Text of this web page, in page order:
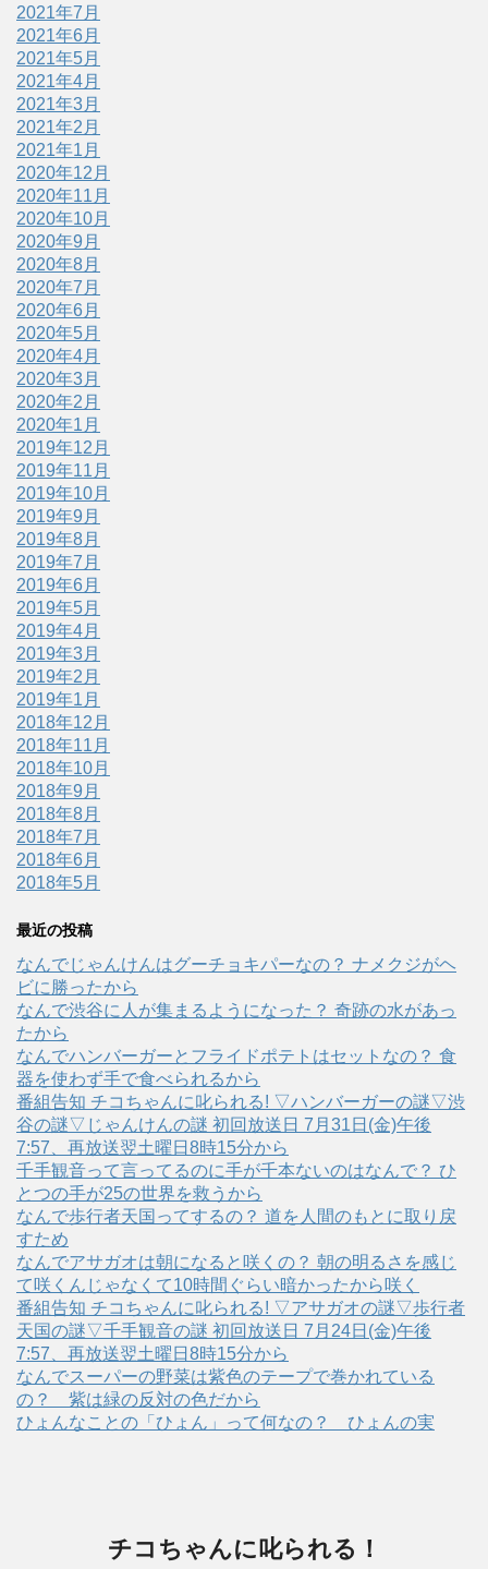
2021年7月
2021年6月
2021年5月
2021年4月
2021年3月
2021年2月
2021年1月
2020年12月
2020年11月
2020年10月
2020年9月
2020年8月
2020年7月
2020年6月
2020年5月
2020年4月
2020年3月
2020年2月
2020年1月
2019年12月
2019年11月
2019年10月
2019年9月
2019年8月
2019年7月
2019年6月
2019年5月
2019年4月
2019年3月
2019年2月
2019年1月
2018年12月
2018年11月
2018年10月
2018年9月
2018年8月
2018年7月
2018年6月
2018年5月
最近の投稿
なんでじゃんけんはグーチョキパーなの？ ナメクジがヘ
ビに勝ったから
なんで渋谷に人が集まるようになった？ 奇跡の水があっ
たから
なんでハンバーガーとフライドポテトはセットなの？ 食
器を使わず手で食べられるから
番組告知 チコちゃんに叱られる! ▽ハンバーガーの謎▽渋
谷の謎▽じゃんけんの謎 初回放送日 7月31日(金)午後
7:57、再放送翌土曜日8時15分から
千手観音って言ってるのに手が千本ないのはなんで？ ひ
とつの手が25の世界を救うから
なんで歩行者天国ってするの？ 道を人間のもとに取り戻
すため
なんでアサガオは朝になると咲くの？ 朝の明るさを感じ
て咲くんじゃなくて10時間ぐらい暗かったから咲く
番組告知 チコちゃんに叱られる! ▽アサガオの謎▽歩行者
天国の謎▽千手観音の謎 初回放送日 7月24日(金)午後
7:57、再放送翌土曜日8時15分から
なんでスーパーの野菜は紫色のテープで巻かれている
の？ 紫は緑の反対の色だから
ひょんなことの「ひょん」って何なの？ ひょんの実
チコちゃんに叱られる！